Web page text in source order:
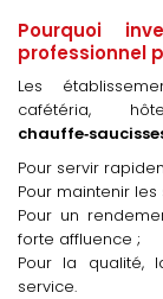
Pourquoi
professionnel
Les
cafétéria,
Pour servir
Pour maintenir
Pour un
forte affluence ;
Pour la qualité,
service.